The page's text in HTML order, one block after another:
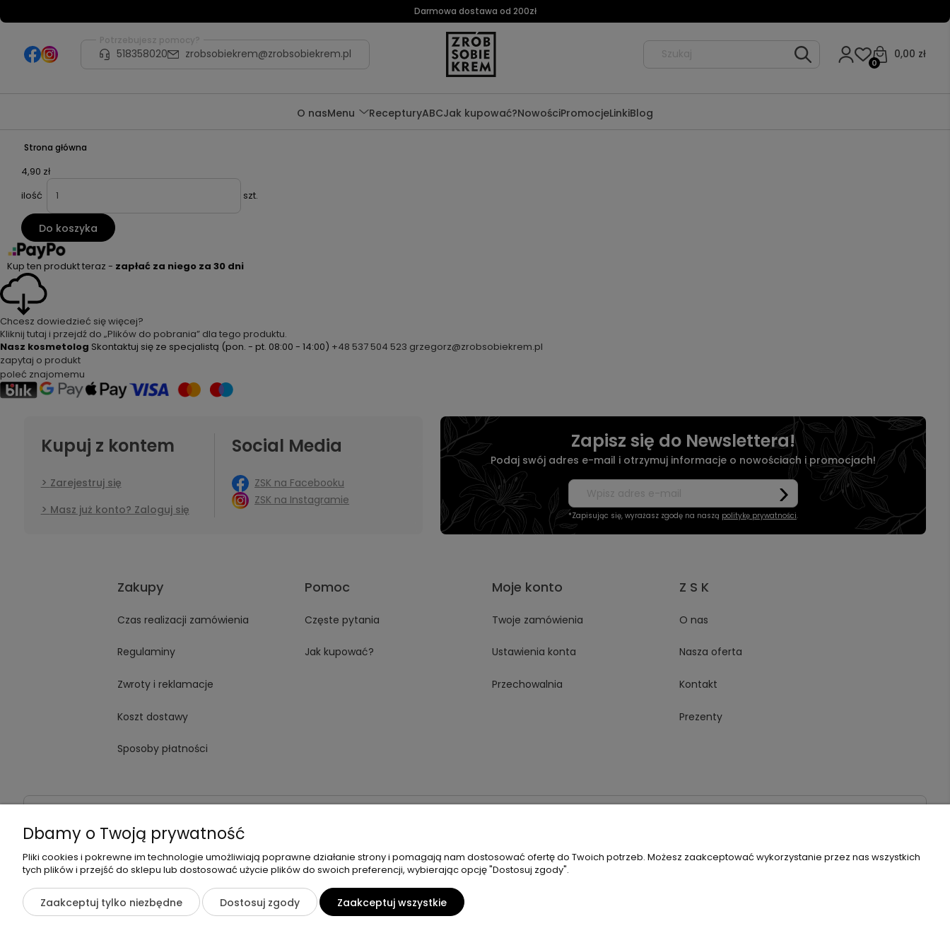
Darmowa dostawa od 200zł
Potrzebujesz pomocy?
518358020 zrobsobiekrem@zrobsobiekrem.pl 0,00 zł
0
O nasMenu RecepturyABCJak kupować?NowościPromocjeLinkiBlog
Strona główna
4,90 zł
ilość
szt.
Do koszyka
Kup ten produkt teraz - zapłać za niego za 30 dni
Chcesz dowiedzieć się więcej?
Kliknij tutaj i przejdź do „Plików do pobrania” dla tego produktu.
Nasz kosmetolog Skontaktuj się ze specjalistą (pon. - pt. 08:00 - 14:00) +48 537 504 523 grzegorz@zrobsobiekrem.pl
zapytaj o produkt
poleć znajomemu
Kupuj z kontem
Zarejestruj się
Masz już konto? Zaloguj się
Social Media
ZSK na Facebooku
ZSK na Instagramie
Zapisz się do Newslettera!
Podaj swój adres e-mail i otrzymuj informacje o nowościach i promocjach!
*Zapisując się, wyrażasz zgodę na naszą politykę prywatności.
Zakupy
Czas realizacji zamówienia
Regulaminy
Zwroty i reklamacje
Koszt dostawy
Sposoby płatności
Pomoc
Częste pytania
Jak kupować?
Moje konto
Twoje zamówienia
Ustawienia konta
Przechowalnia
Z S K
O nas
Nasza oferta
Kontakt
Prezenty
©2026 Wszelkie Prawa Zastrzeżone | Zrób Sobie Krem
Sklep internetowy Shoper Premium
Dbamy o Twoją prywatność
Pliki cookies i pokrewne im technologie umożliwiają poprawne działanie strony i pomagają nam dostosować ofertę do Twoich potrzeb. Możesz zaakceptować wykorzystanie przez nas wszystkich
tych plików i przejść do sklepu lub dostosować użycie plików do swoich preferencji, wybierając opcję "Dostosuj zgody".
Zaakceptuj tylko niezbędne Dostosuj zgody Zaakceptuj wszystkie